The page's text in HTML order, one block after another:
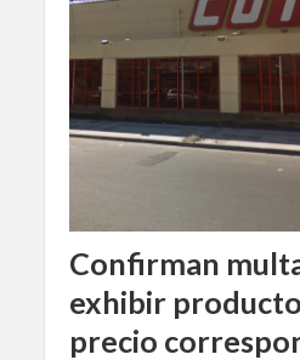
Confirman
exhibir
precio